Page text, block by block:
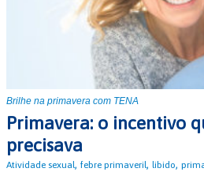
Brilhe na primavera com TENA
Primavera: o incentivo
precisava
Atividade sexual, febre primaveril, libido,